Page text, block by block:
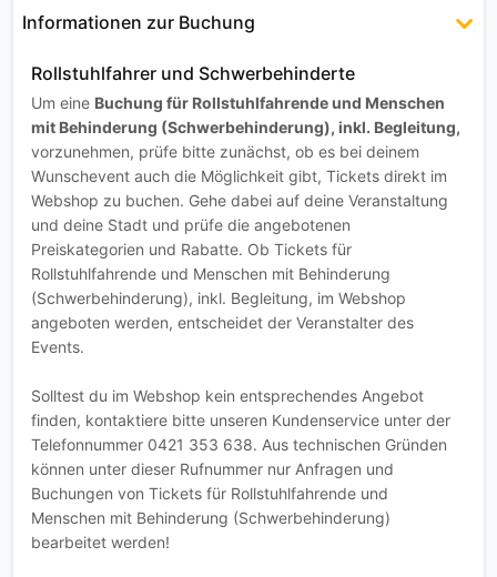
Informationen zur Buchung
Rollstuhlfahrer und Schwerbehinderte
Um eine Buchung für Rollstuhlfahrende und Menschen
mit Behinderung (Schwerbehinderung), inkl. Begleitung,
vorzunehmen, prüfe bitte zunächst, ob es bei deinem
Wunschevent auch die Möglichkeit gibt, Tickets direkt im
Webshop zu buchen. Gehe dabei auf deine Veranstaltung
und deine Stadt und prüfe die angebotenen
Preiskategorien und Rabatte. Ob Tickets für
Rollstuhlfahrende und Menschen mit Behinderung
(Schwerbehinderung), inkl. Begleitung, im Webshop
angeboten werden, entscheidet der Veranstalter des
Events.
Solltest du im Webshop kein entsprechendes Angebot
finden, kontaktiere bitte unseren Kundenservice unter der
Telefonnummer 0421 353 638. Aus technischen Gründen
können unter dieser Rufnummer nur Anfragen und
Buchungen von Tickets für Rollstuhlfahrende und
Menschen mit Behinderung (Schwerbehinderung)
bearbeitet werden!